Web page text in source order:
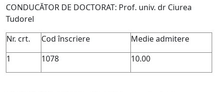
CONDUCĂTOR DE DOCTORAT: Prof. univ. dr Ciurea
Tudorel
Nr. crt.
Cod înscriere
Medie admitere
1
1078 10.00